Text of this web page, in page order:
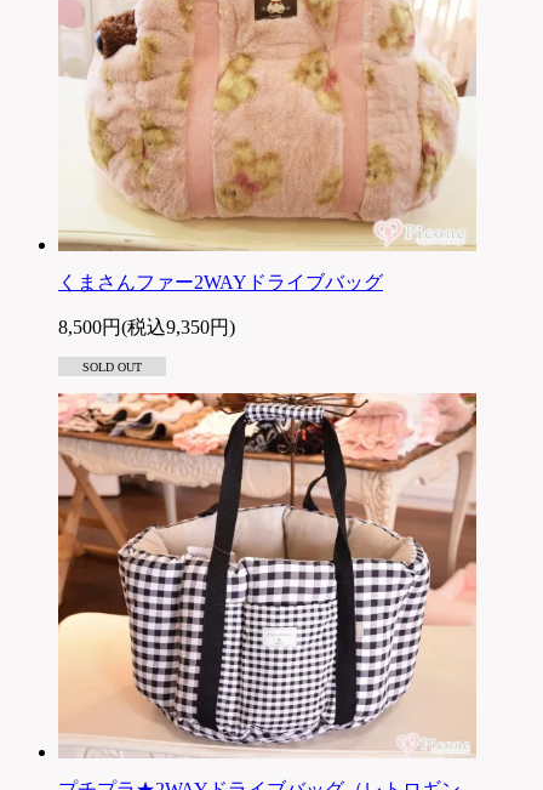
くまさんファー2WAYドライブバッグ
8,500円(税込9,350円)
SOLD OUT